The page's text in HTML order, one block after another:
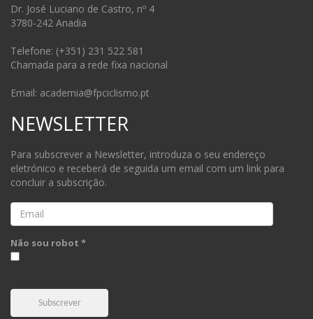
Dr. José Luciano de Castro, nº 4
3780-242 Anadia
Telefone: (+351) 231 522 581
Chamada para a rede fixa nacional
Email: academia@fpciclismo.pt
NEWSLETTER
Para subscrever a Newsletter, introduza o seu endereço
eletrónico e receberá de seguida um email com um link para
concluir a subscrição.
Email
Não sou robot *
Subscrever